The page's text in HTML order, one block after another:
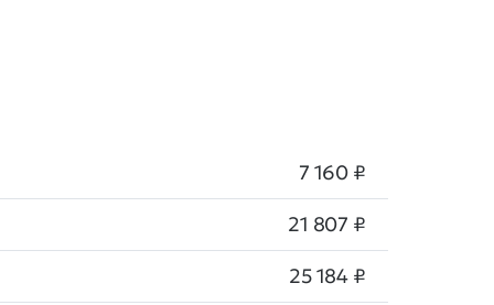
7 160 ₽
21 807 ₽
25 184 ₽